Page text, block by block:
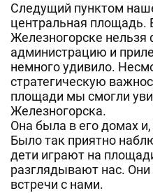
Следущий пунктом
центральная площадь.
Железногорске нельзя
администрацию и
немного удивило.
стратегическую
площади мы смогли
Железногорска.
Она была в его домах
Было так приятно
дети играют на
разглядывают нас.
встречи с нами.